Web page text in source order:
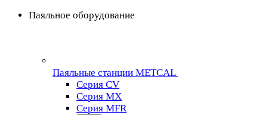
Паяльное оборудование
Паяльные станции METCAL
Серия CV
Серия MX
Серия MFR